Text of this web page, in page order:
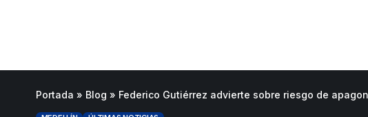
Portada » Blog » Federico Gutiérrez advierte sobre riesgo de